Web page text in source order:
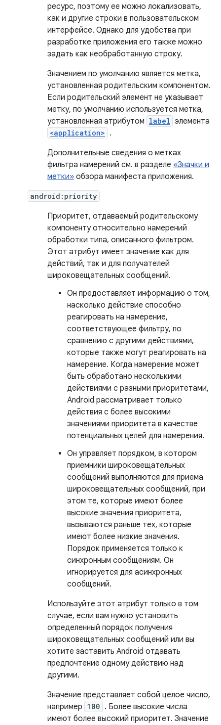
ресурс, поэтому ее можно локализовать,
как и другие строки в пользовательском
интерфейсе. Однако для удобства при
разработке приложения его также можно
задать как необработанную строку.
Значением по умолчанию является метка,
установленная родительским компонентом.
Если родительский элемент не указывает
метку, по умолчанию используется метка,
установленная атрибутом label элемента
<application> .
Дополнительные сведения о метках
фильтра намерений см. в разделе «Значки и
метки» обзора манифеста приложения.
android:priority
Приоритет, отдаваемый родительскому
компоненту относительно намерений
обработки типа, описанного фильтром.
Этот атрибут имеет значение как для
действий, так и для получателей
широковещательных сообщений.
Он предоставляет информацию о том,
насколько действие способно
реагировать на намерение,
соответствующее фильтру, по
сравнению с другими действиями,
которые также могут реагировать на
намерение. Когда намерение может
быть обработано несколькими
действиями с разными приоритетами,
Android рассматривает только
действия с более высокими
значениями приоритета в качестве
потенциальных целей для намерения.
Он управляет порядком, в котором
приемники широковещательных
сообщений выполняются для приема
широковещательных сообщений, при
этом те, которые имеют более
высокие значения приоритета,
вызываются раньше тех, которые
имеют более низкие значения.
Порядок применяется только к
синхронным сообщениям. Он
игнорируется для асинхронных
сообщений.
Используйте этот атрибут только в том
случае, если вам нужно установить
определенный порядок получения
широковещательных сообщений или вы
хотите заставить Android отдавать
предпочтение одному действию над
другими.
Значение представляет собой целое число,
например 100 . Более высокие числа
имеют более высокий приоритет. Значение